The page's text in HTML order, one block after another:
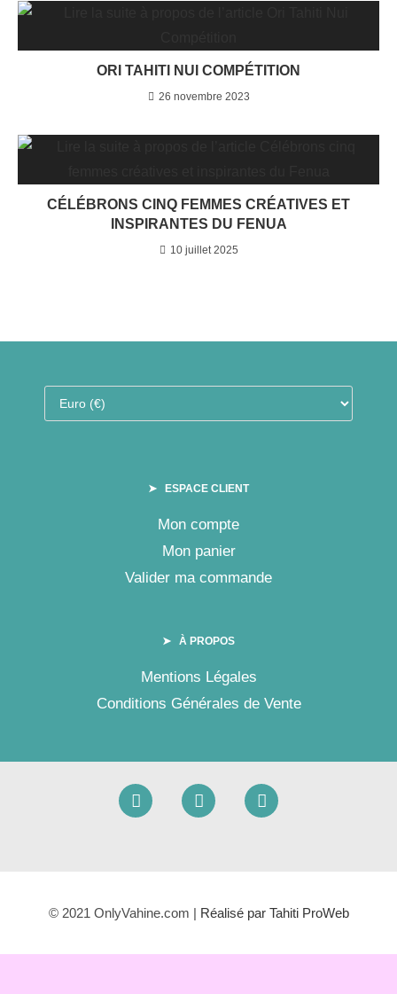
ORI TAHITI NUI COMPÉTITION
26 novembre 2023
CÉLÉBRONS CINQ FEMMES CRÉATIVES ET
INSPIRANTES DU FENUA
10 juillet 2025
➤ ESPACE CLIENT
Mon compte
Mon panier
Valider ma commande
➤ À PROPOS
Mentions Légales
Conditions Générales de Vente
© 2021 OnlyVahine.com | Réalisé par Tahiti ProWeb